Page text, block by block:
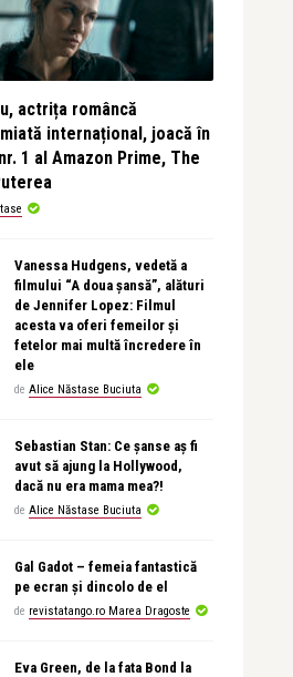
actrița româncă
internațional, joacă în
1 al Amazon Prime, The
Vanessa Hudgens, vedetă a
filmului “A doua șansă”, alături
de Jennifer Lopez: Filmul
acesta va oferi femeilor și
fetelor mai multă încredere în
ele
de Alice Năstase Buciuta
Sebastian Stan: Ce șanse aș fi
avut să ajung la Hollywood,
dacă nu era mama mea?!
de Alice Năstase Buciuta
Gal Gadot – femeia fantastică
pe ecran și dincolo de el
de revistatango.ro Marea Dragoste
Eva Green, de la fata Bond la